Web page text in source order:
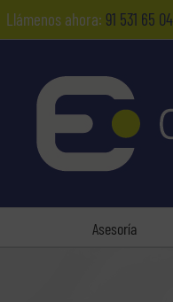
Llámenos ahora: 91 531 65 04
Asesoría